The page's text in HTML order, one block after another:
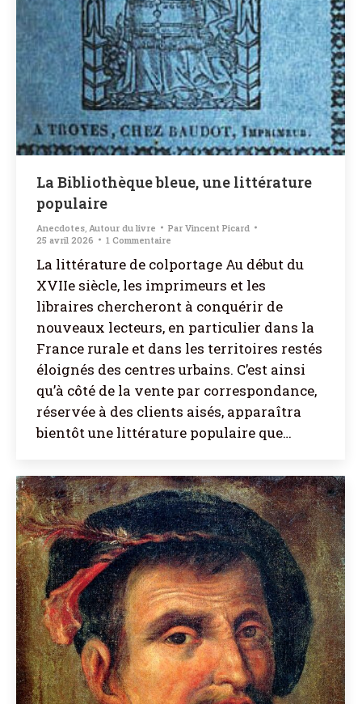
La Bibliothèque bleue, une littérature
populaire
Anecdotes Autour du livre Par Vincent Picard
25 avril 2026
1 Commentaire
La littérature de colportage Au début du
XVIIe siècle, les imprimeurs et les
libraires chercheront à conquérir de
nouveaux lecteurs, en particulier dans la
France rurale et dans les territoires restés
éloignés des centres urbains. C’est ainsi
qu’à côté de la vente par correspondance,
réservée à des clients aisés, apparaîtra
bientôt une littérature populaire que…